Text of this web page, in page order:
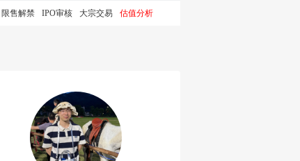
限售解禁 IPO审核 大宗交易 估值分析